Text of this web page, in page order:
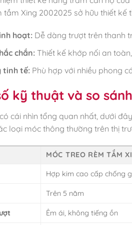
tắm Xing 2002025 sở hữu thiết
hoạt:Dễ dàng trượt trên thanh
chắn:Thiết kế khớp nối an
tinh tế:Phù hợp với nhiều phong
kỹ thuật và so
cái nhìn tổng quan nhất, dưới
loại móc thông thường trên thị
MÓC TREO RÈM TẮM
Hợp kim cao cấp chống
Trên 5 năm
Êm ái, không tiếng ồn